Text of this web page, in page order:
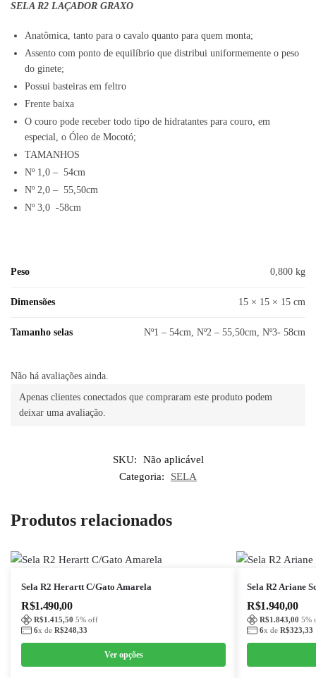
SELA R2 LAÇADOR GRAXO
Anatômica, tanto para o cavalo quanto para quem monta;
Assento com ponto de equilíbrio que distribui uniformemente o peso
do ginete;
Possui basteiras em feltro
Frente baixa
O couro pode receber todo tipo de hidratantes para couro, em
especial, o Óleo de Mocotó;
TAMANHOS
Nº 1,0 – 54cm
Nº 2,0 – 55,50cm
Nº 3,0 -58cm
Peso 0,800 kg
Dimensões 15 × 15 × 15 cm
Tamanho selas Nº1 – 54cm, Nº2 – 55,50cm, Nº3- 58cm
Não há avaliações ainda.
Apenas clientes conectados que compraram este produto podem
deixar uma avaliação.
SKU:
Não aplicável
Categoria:
SELA
Produtos relacionados
Sela R2 Herartt C/Gato Amarela
R$1.490,00
R$1.415,50 5% off
6x de R$248,33
Ver opções
Este
produto
tem
várias
Sela R2 Ariane
R$1.940,00
R$1.843,00 5%
6x de R$323,33
Este
produto
tem
várias